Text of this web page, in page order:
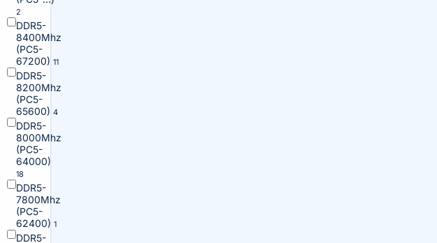
2
DDR5-
8400Mhz
(PC5-
67200) 11
DDR5-
8200Mhz
(PC5-
65600) 4
DDR5-
8000Mhz
(PC5-
64000)
18
DDR5-
7800Mhz
(PC5-
62400) 1
DDR5-